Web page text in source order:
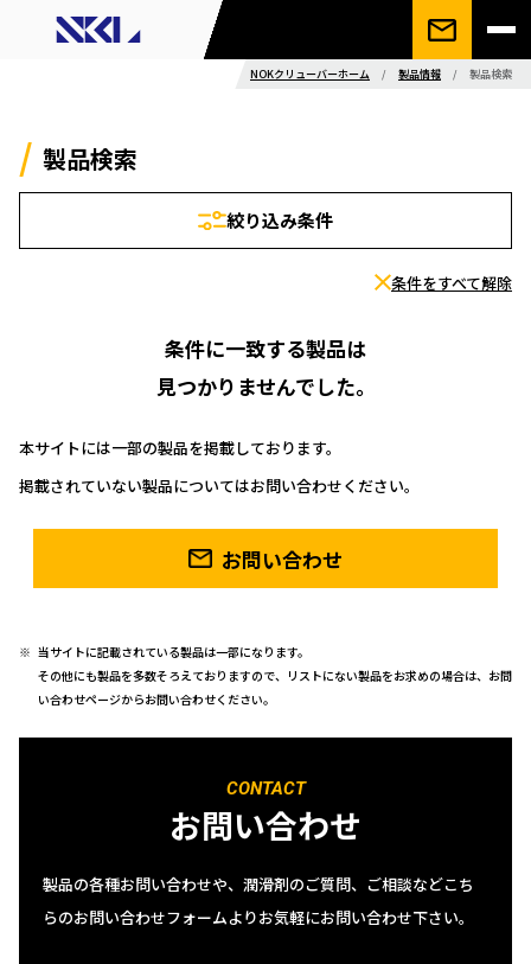
NOKクリューバーホーム / 製品情報 / 製品検索
製品検索
絞り込み条件
条件をすべて解除
条件に一致する製品は
見つかりませんでした。
本サイトには一部の製品を掲載しております。
掲載されていない製品についてはお問い合わせください。
お問い合わせ
当サイトに記載されている製品は一部になります。
その他にも製品を多数そろえておりますので、リストにない製品をお求めの場合は、お問
い合わせページからお問い合わせください。
CONTACT
お問い合わせ
製品の各種お問い合わせや、潤滑剤のご質問、ご相談などこち
らのお問い合わせフォームよりお気軽にお問い合わせ下さい。